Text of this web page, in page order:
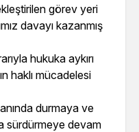
görev yeri
davayı kazanmış
hukuka aykırı
haklı mücadelesi
durmaya ve
sürdürmeye devam